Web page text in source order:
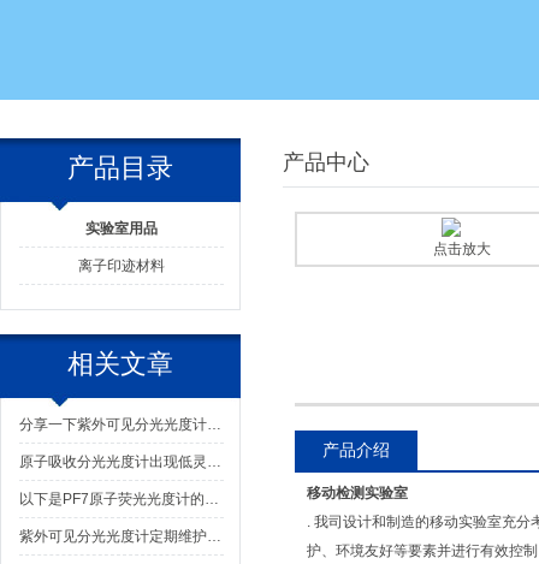
产品目录
实验室用品
离子印迹材料
相关文章
分享一下紫外可见分光光度计日常维护及保养措施
原子吸收分光光度计出现低灵敏度现象的起因
以下是PF7原子荧光光度计的优势与局限性分析
紫外可见分光光度计定期维护意义重大！
产品中心
点击放大
产品介绍
移动检测实验室
. 我司设计和制造的移动实验室充
护、环境友好等要素并进行有效控